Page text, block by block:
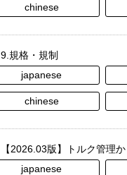
chinese
9.規格・規制
japanese
chinese
【2026.03版】トルク管理
japanese